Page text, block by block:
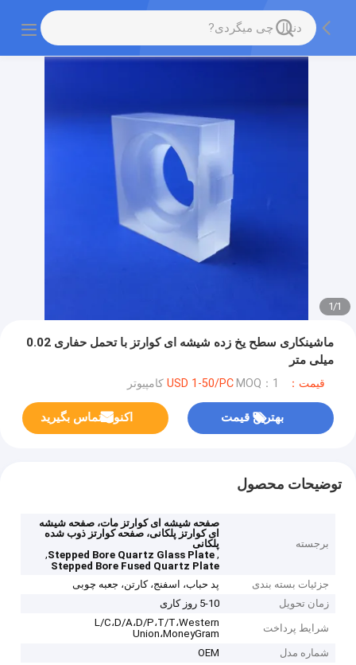
1
/
1
ماشینکاری سطح یخ زده شیشه ای کوارتز با تحمل حفاری 0.02
میلی متر
قیمت：USD 1-50/PC MOQ：1 کامپیوتر
بهترین قیمت اکنون تماس بگیرید
توضیحات محصول
برجسته
صفحه شیشه ای کوارتز مات، صفحه شیشه
ای کوارتز پلکانی، صفحه کوارتز ذوب شده
پلکانی
,
Stepped Bore Quartz Glass Plate
,
Stepped Bore Fused Quartz Plate
جزئیات بسته بندی
پد حباب، اسفنج، کارتن، جعبه چوبی
زمان تحویل
5-10 روز کاری
شرایط پرداخت
L/C،D/A،D/P،T/T،Western
Union،MoneyGram
شماره مدل
OEM